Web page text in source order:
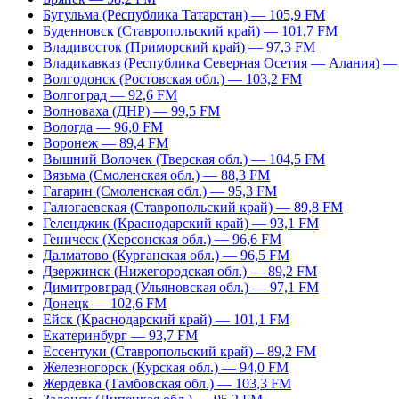
Бугульма (Республика Татарстан) — 105,9 FM
Буденновск (Ставропольский край) — 101,7 FM
Владивосток (Приморский край) — 97,3 FM
Владикавказ (Республика Северная Осетия — Алания)
Волгодонск (Ростовская обл.) — 103,2 FM
Волгоград — 92,6 FM
Волноваха (ДНР) — 99,5 FM
Вологда — 96,0 FM
Воронеж — 89,4 FM
Вышний Волочек (Тверская обл.) — 104,5 FM
Вязьма (Смоленская обл.) — 88,3 FM
Гагарин (Смоленская обл.) — 95,3 FM
Галюгаевская (Ставропольский край) — 89,8 FM
Геленджик (Краснодарский край) — 93,1 FM
Геническ (Херсонская обл.) — 96,6 FM
Далматово (Курганская обл.) — 96,5 FM
Дзержинск (Нижегородская обл.) — 89,2 FM
Димитровград (Ульяновская обл.) — 97,1 FM
Донецк — 102,6 FM
Ейск (Краснодарский край) — 101,1 FM
Екатеринбург — 93,7 FM
Ессентуки (Ставропольский край) – 89,2 FM
Железногорск (Курская обл.) — 94,0 FM
Жердевка (Тамбовская обл.) — 103,3 FM